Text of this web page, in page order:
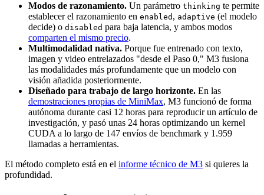
Modos de razonamiento. Un parámetro thinking te permite
establecer el razonamiento en enabled , adaptive (el modelo
decide) o disabled para baja latencia, y ambos modos
comparten el mismo precio.
Multimodalidad nativa. Porque fue entrenado con texto,
imagen y video entrelazados "desde el Paso 0," M3 fusiona
las modalidades más profundamente que un modelo con
visión añadida posteriormente.
Diseñado para trabajo de largo horizonte. En las
demostraciones propias de MiniMax, M3 funcionó de forma
autónoma durante casi 12 horas para reproducir un artículo de
investigación, y pasó unas 24 horas optimizando un kernel
CUDA a lo largo de 147 envíos de benchmark y 1.959
llamadas a herramientas.
El método completo está en el informe técnico de M3 si quieres la
profundidad.